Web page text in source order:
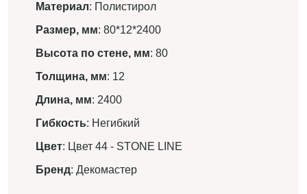
Материал: Полистирол
Размер, мм: 80*12*2400
Высота по стене, мм: 80
Толщина, мм: 12
Длина, мм: 2400
Гибкость: Негибкий
Цвет: Цвет 44 - STONE LINE
Бренд: Декомастер